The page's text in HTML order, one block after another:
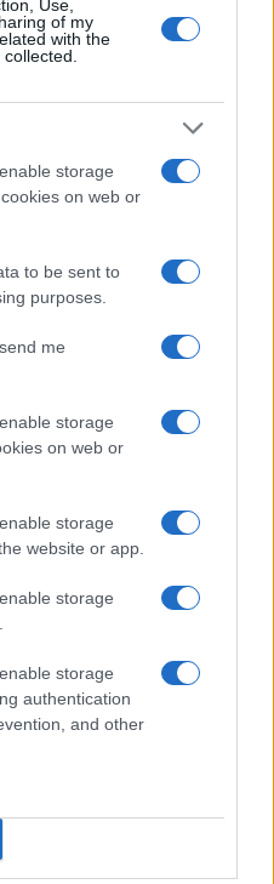
Use,
of my
with the
storage
on web or
to be sent to
purposes.
me
storage
on web or
storage
website or app.
storage
storage
authentication
and other
Cannillo sono
dopo la lettura
dichiarato: “Siamo tutti
avvocati e i miei
e circondata da
e il
di euro tra
seguito a sanzioni
2023, infatti,
e del mercato
aziende coinvolte per
Una somma
a beneficenza come
concordate.
sull’immagine
enormi ripercussioni